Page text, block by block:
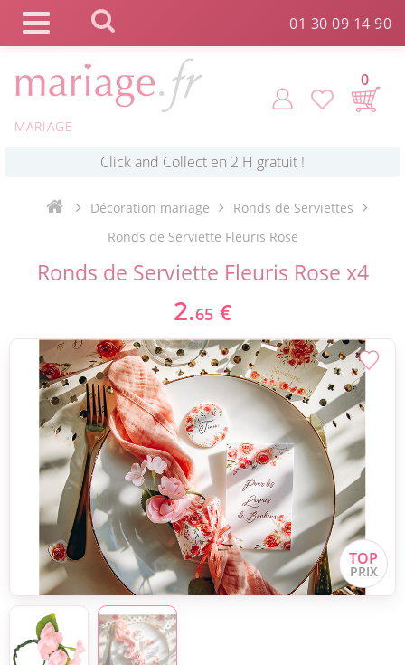
01 30 09 14 90
MARIAGE
0
Click and Collect en 2 H gratuit !
Livraison point relais gratuit dès 89 € !
Payez votre commande en 4X sans frais
Décoration mariage
Ronds de Serviettes
Ronds de Serviette Fleuris Rose
Ronds de Serviette Fleuris Rose x4
2.65 €
Panneau de gestion des cookies